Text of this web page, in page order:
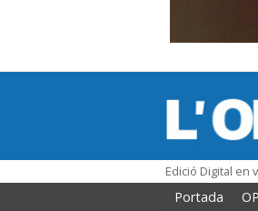
Edició Digital en
Portada